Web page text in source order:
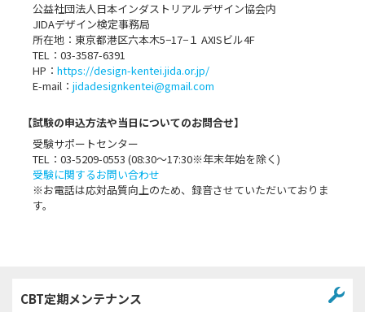
公益社団法人日本インダストリアルデザイン協会内
JIDAデザイン検定事務局
所在地：東京都港区六本木5−17−１ AXISビル4F
TEL：03-3587-6391
HP： https://design-kentei.jida.or.jp/
E-mail： jidadesignkentei@gmail.com
【試験の申込方法や当日についてのお問合せ】
受験サポートセンター
TEL：03-5209-0553 (08:30～17:30※年末年始を除く)
受験に関するお問い合わせ
※お電話は応対品質向上のため、録音させていただいておりま
す。
CBT定期メンテナンス